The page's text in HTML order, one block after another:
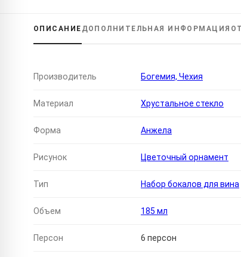
ОПИСАНИЕ ДОПОЛНИТЕЛЬНАЯ ИНФОРМАЦИЯ
Производитель Богемия, Чехия
Материал Хрустальное стекло
Форма Анжела
Рисунок Цветочный орнамент
Тип Набор бокалов для вина
Объем 185 мл
Персон 6 персон